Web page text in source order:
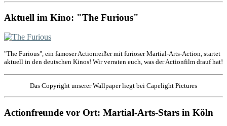
Aktuell im Kino: "The Furious"
"The Furious", ein famoser Actionreißer mit furioser Martial-Arts-Action, startet
aktuell in den deutschen Kinos! Wir verraten euch, was der Actionfilm drauf hat!
Das Copyright unserer Wallpaper liegt bei Capelight Pictures
Actionfreunde vor Ort: Martial-Arts-Stars in Köln